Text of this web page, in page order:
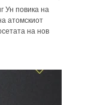
Ун повика на
атомскиот
на нов